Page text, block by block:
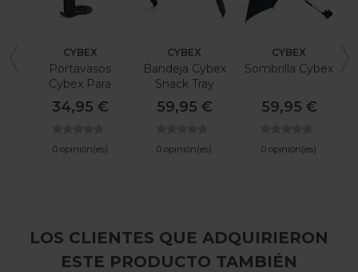
CYBEX
Portavasos
Cybex Para
Carrito De Bebé
34,95 €
0 opinión(es)
CYBEX
Bandeja Cybex
Snack Tray
59,95 €
0 opinión(es)
CYBEX
Sombrilla Cybex
59,95 €
0 opinión(es)
LOS CLIENTES QUE ADQUIRIERON
ESTE PRODUCTO TAMBIÉN